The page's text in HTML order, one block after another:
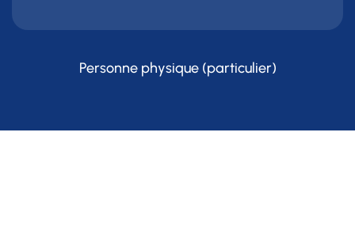
Personne physique (particulier)